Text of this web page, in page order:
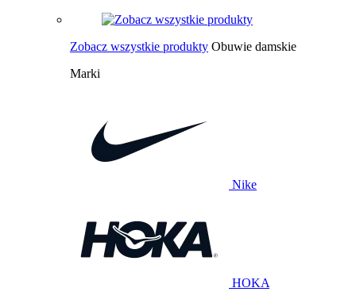
Zobacz wszystkie produkty Obuwie damskie
Marki
Nike
HOKA